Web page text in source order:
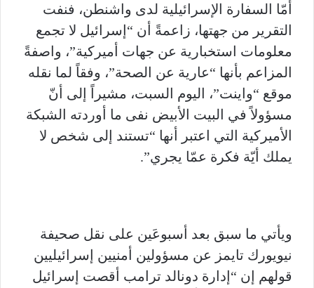
أمّا السفارة الإسرائيلية لدى واشنطن، فنفت
التقرير من جهتها، زاعمةً أن “إسرائيل لا تجمع
معلومات استخبارية عن جهات أميركية”، واصفةً
المزاعم بأنها “عارية عن الصحة”، وفقاً لما نقله
موقع “واينت”، اليوم السبت، مشيراً إلى أنّ
مسؤولاً في البيت الأبيض نفى ما أوردته الشبكة
الأميركية التي اعتبر أنها “تستند إلى شخص لا
يملك أيّة فكرة عمّا يجري”.
ويأتي ما سبق بعد أسبوعَين على نقل صحيفة
نيويورك تايمز عن مسؤولين أمنيين إسرائيليين
قولهم إن “إدارة دونالد ترامب أقصت إسرائيل